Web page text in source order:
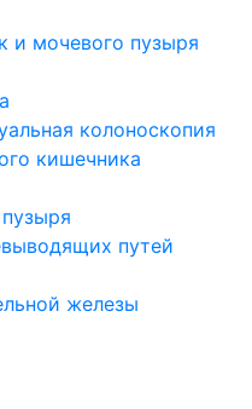
и мочевого пузыря
колоноскопия
кишечника
путей
железы